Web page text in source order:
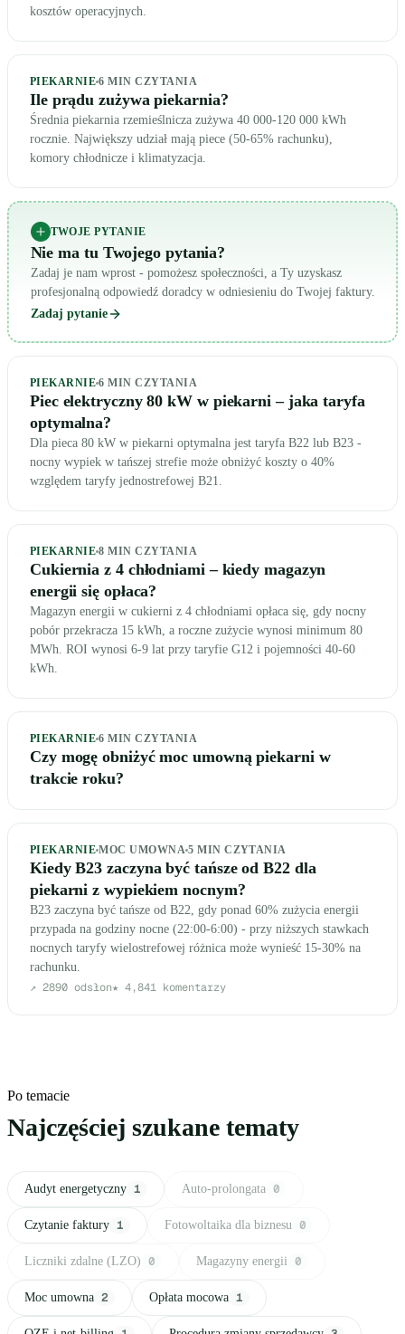
kosztów operacyjnych.
PIEKARNIE 6 MIN CZYTANIA
Ile prądu zużywa piekarnia?
Średnia piekarnia rzemieślnicza zużywa 40 000-120 000 kWh
rocznie. Największy udział mają piece (50-65% rachunku),
komory chłodnicze i klimatyzacja.
TWOJE PYTANIE
Nie ma tu Twojego pytania?
Zadaj je nam wprost - pomożesz społeczności, a Ty uzyskasz
profesjonalną odpowiedź doradcy w odniesieniu do Twojej faktury.
Zadaj pytanie
PIEKARNIE 6 MIN CZYTANIA
Piec elektryczny 80 kW w piekarni – jaka taryfa
optymalna?
Dla pieca 80 kW w piekarni optymalna jest taryfa B22 lub B23 -
nocny wypiek w tańszej strefie może obniżyć koszty o 40%
względem taryfy jednostrefowej B21.
PIEKARNIE 8 MIN CZYTANIA
Cukiernia z 4 chłodniami – kiedy magazyn
energii się opłaca?
Magazyn energii w cukierni z 4 chłodniami opłaca się, gdy nocny
pobór przekracza 15 kWh, a roczne zużycie wynosi minimum 80
MWh. ROI wynosi 6-9 lat przy taryfie G12 i pojemności 40-60
kWh.
PIEKARNIE 6 MIN CZYTANIA
Czy mogę obniżyć moc umowną piekarni w
trakcie roku?
PIEKARNIE MOC UMOWNA 5 MIN CZYTANIA
Kiedy B23 zaczyna być tańsze od B22 dla
piekarni z wypiekiem nocnym?
B23 zaczyna być tańsze od B22, gdy ponad 60% zużycia energii
przypada na godziny nocne (22:00-6:00) - przy niższych stawkach
nocnych taryfy wielostrefowej różnica może wynieść 15-30% na
rachunku.
↗ 2890 odsłon★ 4,841 komentarzy
Po temacie
Najczęściej szukane tematy
Audyt energetyczny 1 Auto-prolongata 0
Czytanie faktury 1 Fotowoltaika dla biznesu 0
Liczniki zdalne (LZO) 0 Magazyny energii 0
Moc umowna 2 Opłata mocowa 1